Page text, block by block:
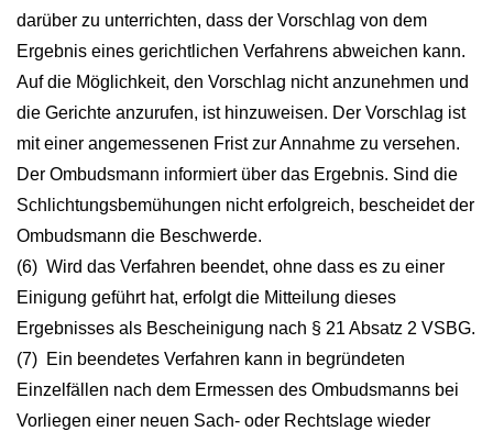
darüber zu unterrichten, dass der Vorschlag von dem
Ergebnis eines gerichtlichen Verfahrens abweichen kann.
Auf die Möglichkeit, den Vorschlag nicht anzunehmen und
die Gerichte anzurufen, ist hinzuweisen. Der Vorschlag ist
mit einer angemessenen Frist zur Annahme zu versehen.
Der Ombudsmann informiert über das Ergebnis. Sind die
Schlichtungsbemühungen nicht erfolgreich, bescheidet der
Ombudsmann die Beschwerde.
(6) Wird das Verfahren beendet, ohne dass es zu einer
Einigung geführt hat, erfolgt die Mitteilung dieses
Ergebnisses als Bescheinigung nach § 21 Absatz 2 VSBG.
(7) Ein beendetes Verfahren kann in begründeten
Einzelfällen nach dem Ermessen des Ombudsmanns bei
Vorliegen einer neuen Sach- oder Rechtslage wieder